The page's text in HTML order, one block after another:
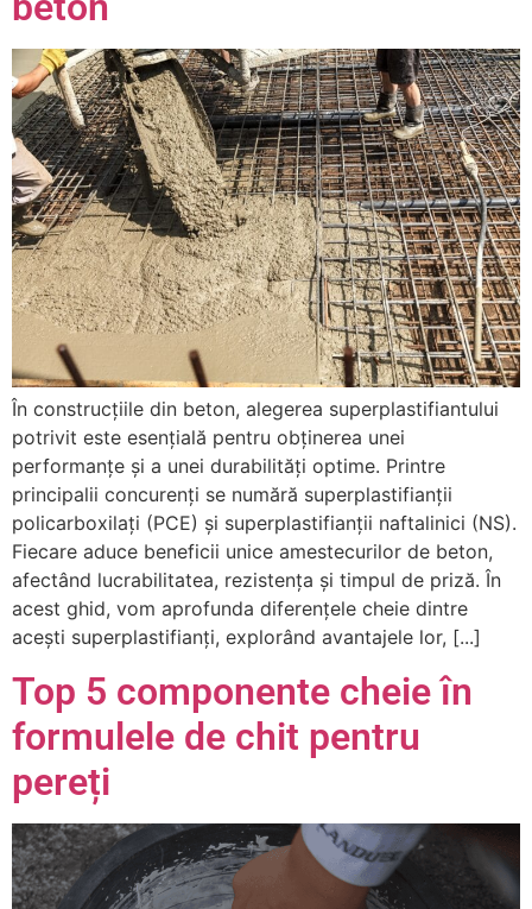
În construcțiile din beton, alegerea superplastifiantului
potrivit este esențială pentru obținerea unei
performanțe și a unei durabilități optime. Printre
principalii concurenți se numără superplastifianții
policarboxilați (PCE) și superplastifianții naftalinici (NS).
Fiecare aduce beneficii unice amestecurilor de beton,
afectând lucrabilitatea, rezistența și timpul de priză. În
acest ghid, vom aprofunda diferențele cheie dintre
acești superplastifianți, explorând avantajele lor, [...]
Top 5 componente cheie în
formulele de chit pentru
pereți